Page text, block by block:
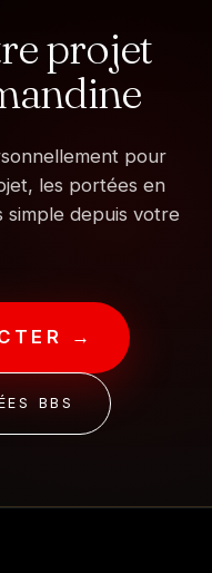
projet
pour
les portées en
simple depuis votre
→
BBS